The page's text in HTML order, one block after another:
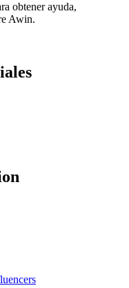
obtener ayuda,
Awin.